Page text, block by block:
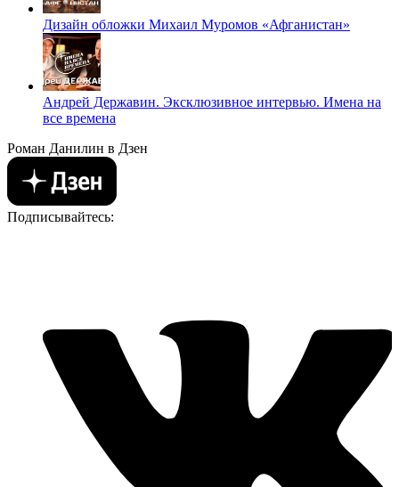
Дизайн обложки Михаил Муромов «Афганистан»
Андрей Державин. Эксклюзивное интервью. Имена на
все времена
Роман Данилин в Дзен
Подписывайтесь: